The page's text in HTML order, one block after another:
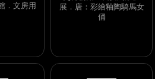
區：香港
．文房用
香港．尖沙咀 (東) 香港歷